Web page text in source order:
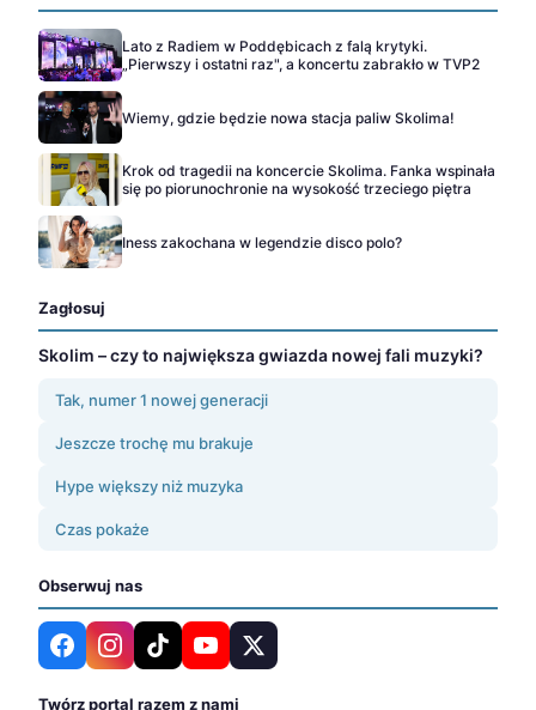
Lato z Radiem w Poddębicach z falą krytyki.
„Pierwszy i ostatni raz", a koncertu zabrakło w TVP2
Wiemy, gdzie będzie nowa stacja paliw Skolima!
Krok od tragedii na koncercie Skolima. Fanka wspinała
się po piorunochronie na wysokość trzeciego piętra
Iness zakochana w legendzie disco polo?
Zagłosuj
Skolim – czy to największa gwiazda nowej fali muzyki?
Tak, numer 1 nowej generacji
Jeszcze trochę mu brakuje
Hype większy niż muzyka
Czas pokaże
Obserwuj nas
Twórz portal razem z nami